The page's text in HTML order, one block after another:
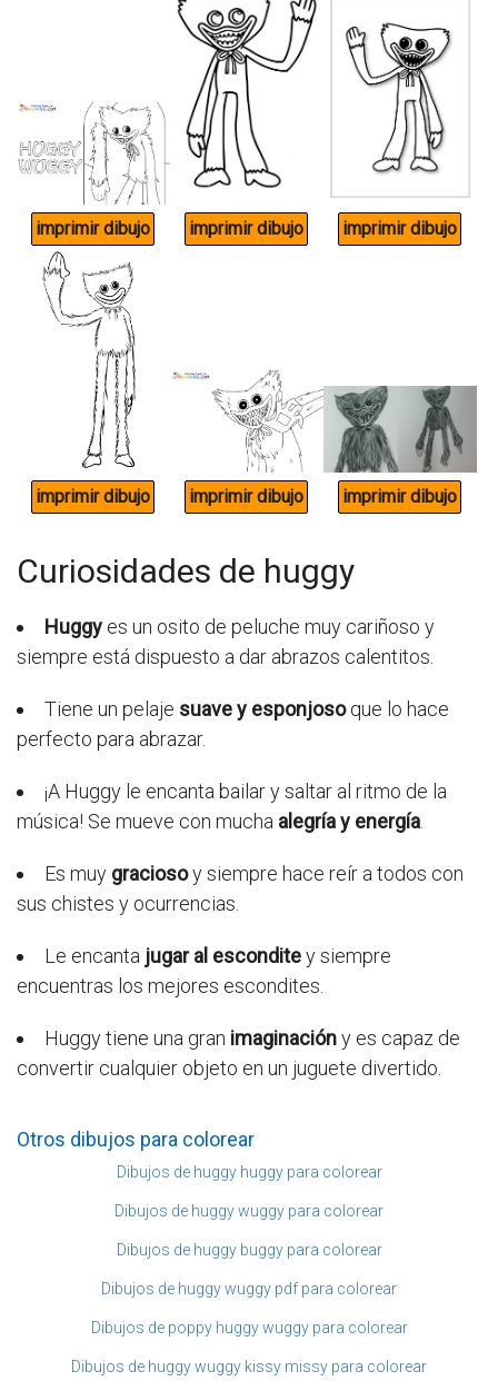
Curiosidades de huggy
Huggy es un osito de peluche muy cariñoso y
siempre está dispuesto a dar abrazos calentitos.
Tiene un pelaje suave y esponjosoque lo hace
perfecto para abrazar.
¡A Huggy le encanta bailar y saltar al ritmo de la
música! Se mueve con mucha alegría y energía
Es muy graciosoy siempre hace reír a todos con
sus chistes y ocurrencias.
Le encanta jugar al esconditey siempre
encuentras los mejores escondites.
Huggy tiene una gran imaginacióny es capaz de
convertir cualquier objeto en un juguete divertido.
Otros dibujos para colorear
Dibujos de huggy huggy para colorear
Dibujos de huggy wuggy para colorear
Dibujos de huggy buggy para colorear
Dibujos de huggy wuggy pdf para colorear
Dibujos de poppy huggy wuggy para colorear
Dibujos de huggy wuggy kissy missy para colorear